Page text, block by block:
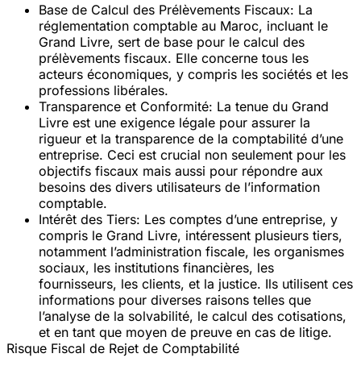
Base de Calcul des Prélèvements Fiscaux: La
réglementation comptable au Maroc, incluant le
Grand Livre, sert de base pour le calcul des
prélèvements fiscaux. Elle concerne tous les
acteurs économiques, y compris les sociétés et les
professions libérales.
Transparence et Conformité: La tenue du Grand
Livre est une exigence légale pour assurer la
rigueur et la transparence de la comptabilité d’une
entreprise. Ceci est crucial non seulement pour les
objectifs fiscaux mais aussi pour répondre aux
besoins des divers utilisateurs de l’information
comptable.
Intérêt des Tiers: Les comptes d’une entreprise, y
compris le Grand Livre, intéressent plusieurs tiers,
notamment l’administration fiscale, les organismes
sociaux, les institutions financières, les
fournisseurs, les clients, et la justice. Ils utilisent ces
informations pour diverses raisons telles que
l’analyse de la solvabilité, le calcul des cotisations,
et en tant que moyen de preuve en cas de litige.
Risque Fiscal de Rejet de Comptabilité